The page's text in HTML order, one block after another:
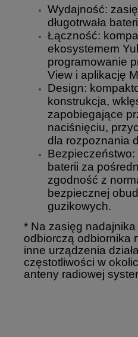
Wydajność:
długotrwała
Łączność:
ekosystemem
programowanie
View i aplikację
Design:
konstrukcja,
zapobiegające
naciśnięciu,
dla rozpoznania
baterii za
zgodność z
bezpiecznej
guzikowych.
* Na zasięg
odbiorczą odbiornika
inne urządzenia
częstotliwości w
anteny radiowej